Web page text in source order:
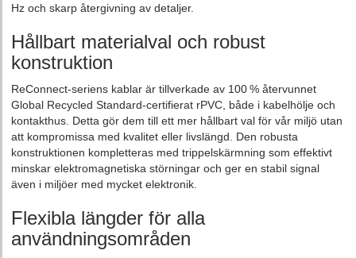
Hz och skarp återgivning av detaljer.
Hållbart materialval och robust
konstruktion
ReConnect‑seriens kablar är tillverkade av 100 % återvunnet
Global Recycled Standard‑certifierat rPVC, både i kabelhölje och
kontakthus. Detta gör dem till ett mer hållbart val för vår miljö utan
att kompromissa med kvalitet eller livslängd. Den robusta
konstruktionen kompletteras med trippelskärmning som effektivt
minskar elektromagnetiska störningar och ger en stabil signal
även i miljöer med mycket elektronik.
Flexibla längder för alla
användningsområden